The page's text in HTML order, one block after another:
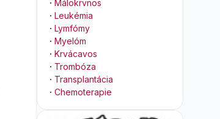
· Málokrvnos
· Leukémia
· Lymfómy
· Myelóm
· Krvácavos
· Trombóza
· Transplantácia
· Chemoterapie